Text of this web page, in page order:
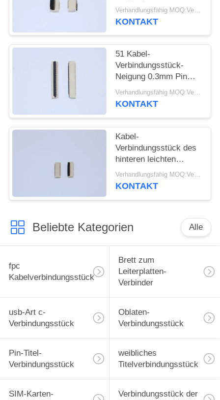
PRIVACY
POLICY
FPC einfach auf
VORMONTIERTEM
Verhandlungsfähig MOQ:Verhandelbar
KONTAKT
51 Kabel-
Verbindungsstück-
Neigung 0.3mm Pin
FPC Flexc$einfach-auf
VORMONTIERTEM
Verhandlungsfähig MOQ:Verhandelbar
KONTAKT
Kabel-
Verbindungsstück des
hinteren leichten
Schlages ZIF,
elektrisches Kabel-
Verhandlungsfähig MOQ:Verhandelbar
KONTAKT
Beliebte Kategorien Alle
fpc
Kabelverbindungsstück
Brett zum
Leiterplatten-
Verbinder
usb-Art c-
Verbindungsstück
Oblaten-
Verbindungsstück
Pin-Titel-
Verbindungsstück
weibliches
Titelverbindungsstück
SIM-Karten- Verbindungsstück der